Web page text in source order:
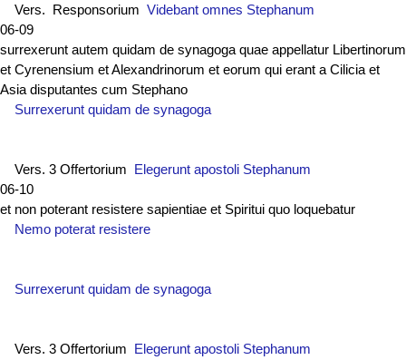
Vers. Responsorium Videbant omnes Stephanum
06-09
surrexerunt autem quidam de synagoga quae appellatur Libertinorum
et Cyrenensium et Alexandrinorum et eorum qui erant a Cilicia et
Asia disputantes cum Stephano
Surrexerunt quidam de synagoga
Vers. 3 Offertorium Elegerunt apostoli Stephanum
06-10
et non poterant resistere sapientiae et Spiritui quo loquebatur
Nemo poterat resistere
Surrexerunt quidam de synagoga
Vers. 3 Offertorium Elegerunt apostoli Stephanum